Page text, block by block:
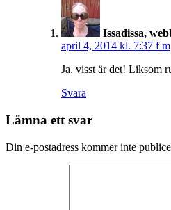
Issadissa,
april 4, 2014 kl. 7:37 f m
Ja, visst är det! Liksom
Svara
Lämna ett svar
Din e-postadress kommer inte